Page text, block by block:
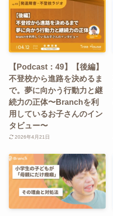
【Podcast：49】【後編】
不登校から進路を決めるま
で。夢に向かう行動力と継
続力の正体〜Branchを利
用しているお子さんのイン
タビュー〜
2026年4月21日